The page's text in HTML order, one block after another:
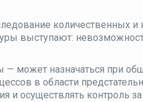
количественных и
выступают:
— может назначаться при
в области
и осуществлять контроль